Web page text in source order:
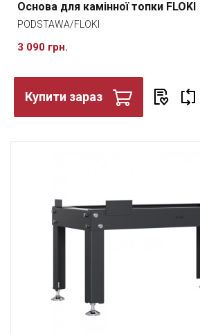
Основа для камінної топки FLOKI
PODSTAWA/FLOKI
3 090 грн.
Купити зараз